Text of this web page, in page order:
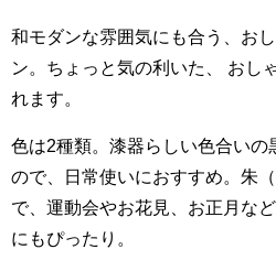
和モダンな雰囲気にも合う、お
ン。ちょっと気の利いた、 おし
れます。
色は2種類。漆器らしい色合いの
ので、日常使いにおすすめ。朱
で、運動会やお花見、お正月な
にもぴったり。